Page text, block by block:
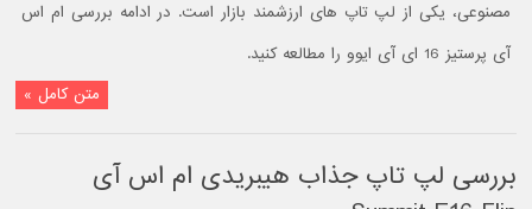
مصنوعی، یکی از لپ تاپ های ارزشمند بازار است. در ادامه بررسی ام اس
آی پرستیز 16 ای آی ایوو را مطالعه کنید.
متن کامل »
بررسی لپ تاپ جذاب هیبریدی ام اس آی